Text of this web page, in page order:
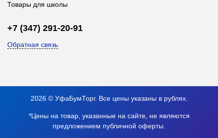
Товары для школы
+7 (347) 291-20-91
Обратная связь
2026 © УфаБумТорг. Все цены указаны в рублях.
*Цены на товар, указанные на сайте, не являются
предложением публичной оферты.